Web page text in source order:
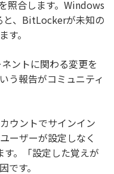
照合します。Windows
と、BitLockerが未知の
。
ントに関わる変更を
う報告がコミュニティ
ウントでサインイン
ーザーが設定しなく
。「設定した覚えが
です。